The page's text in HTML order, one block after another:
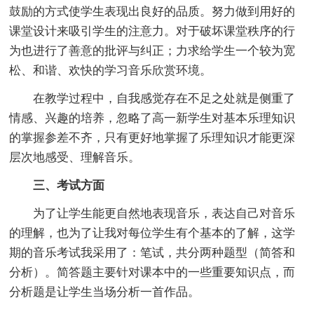
鼓励的方式使学生表现出良好的品质。努力做到用好的
课堂设计来吸引学生的注意力。对于破坏课堂秩序的行
为也进行了善意的批评与纠正；力求给学生一个较为宽
松、和谐、欢快的学习音乐欣赏环境。
在教学过程中，自我感觉存在不足之处就是侧重了
情感、兴趣的培养，忽略了高一新学生对基本乐理知识
的掌握参差不齐，只有更好地掌握了乐理知识才能更深
层次地感受、理解音乐。
三、考试方面
为了让学生能更自然地表现音乐，表达自己对音乐
的理解，也为了让我对每位学生有个基本的了解，这学
期的音乐考试我采用了：笔试，共分两种题型（简答和
分析）。简答题主要针对课本中的一些重要知识点，而
分析题是让学生当场分析一首作品。